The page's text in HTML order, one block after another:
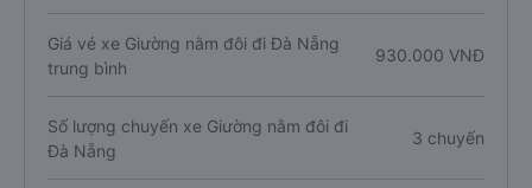
Giá vé xe Giường nằm đôi đi Đà Nẵng
trung bình
930.000 VNĐ
Số lượng chuyến xe Giường nằm đôi đi
Đà Nẵng
3 chuyến